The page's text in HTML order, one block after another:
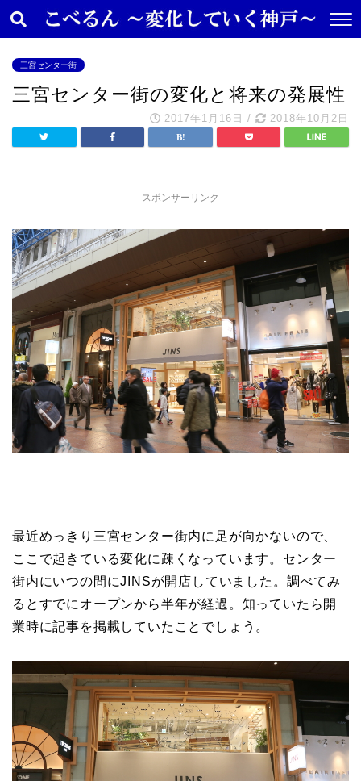
三宮センター街
三宮センター街の変化と将来の発展性
2017年1月16日 / 2018年10月2日
スポンサーリンク
最近めっきり三宮センター街内に足が向かないので、
ここで起きている変化に疎くなっています。センター
街内にいつの間にJINSが開店していました。調べてみ
るとすでにオープンから半年が経過。知っていたら開
業時に記事を掲載していたことでしょう。